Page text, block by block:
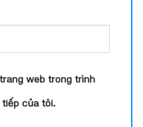
web trong trình
của tôi.